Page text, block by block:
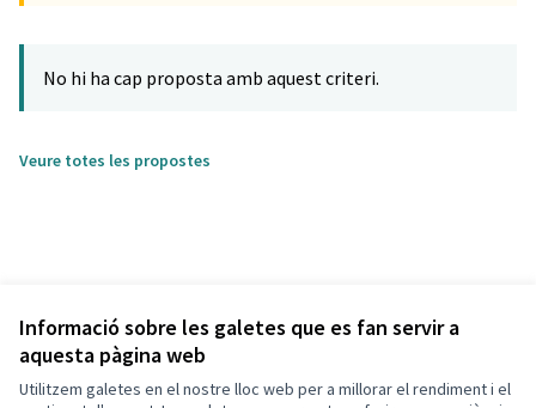
Informació sobre les galetes que es fan servir a
aquesta pàgina web
Utilitzem galetes en el nostre lloc web per a millorar el rendiment i el
No hi ha cap proposta amb aquest criteri.
Veure totes les propostes